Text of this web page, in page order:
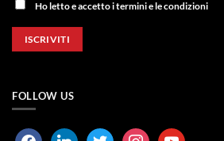
Ho letto e accetto i termini e le condizioni
FOLLOW US
facebooklinkedin twitter instagramyoutube